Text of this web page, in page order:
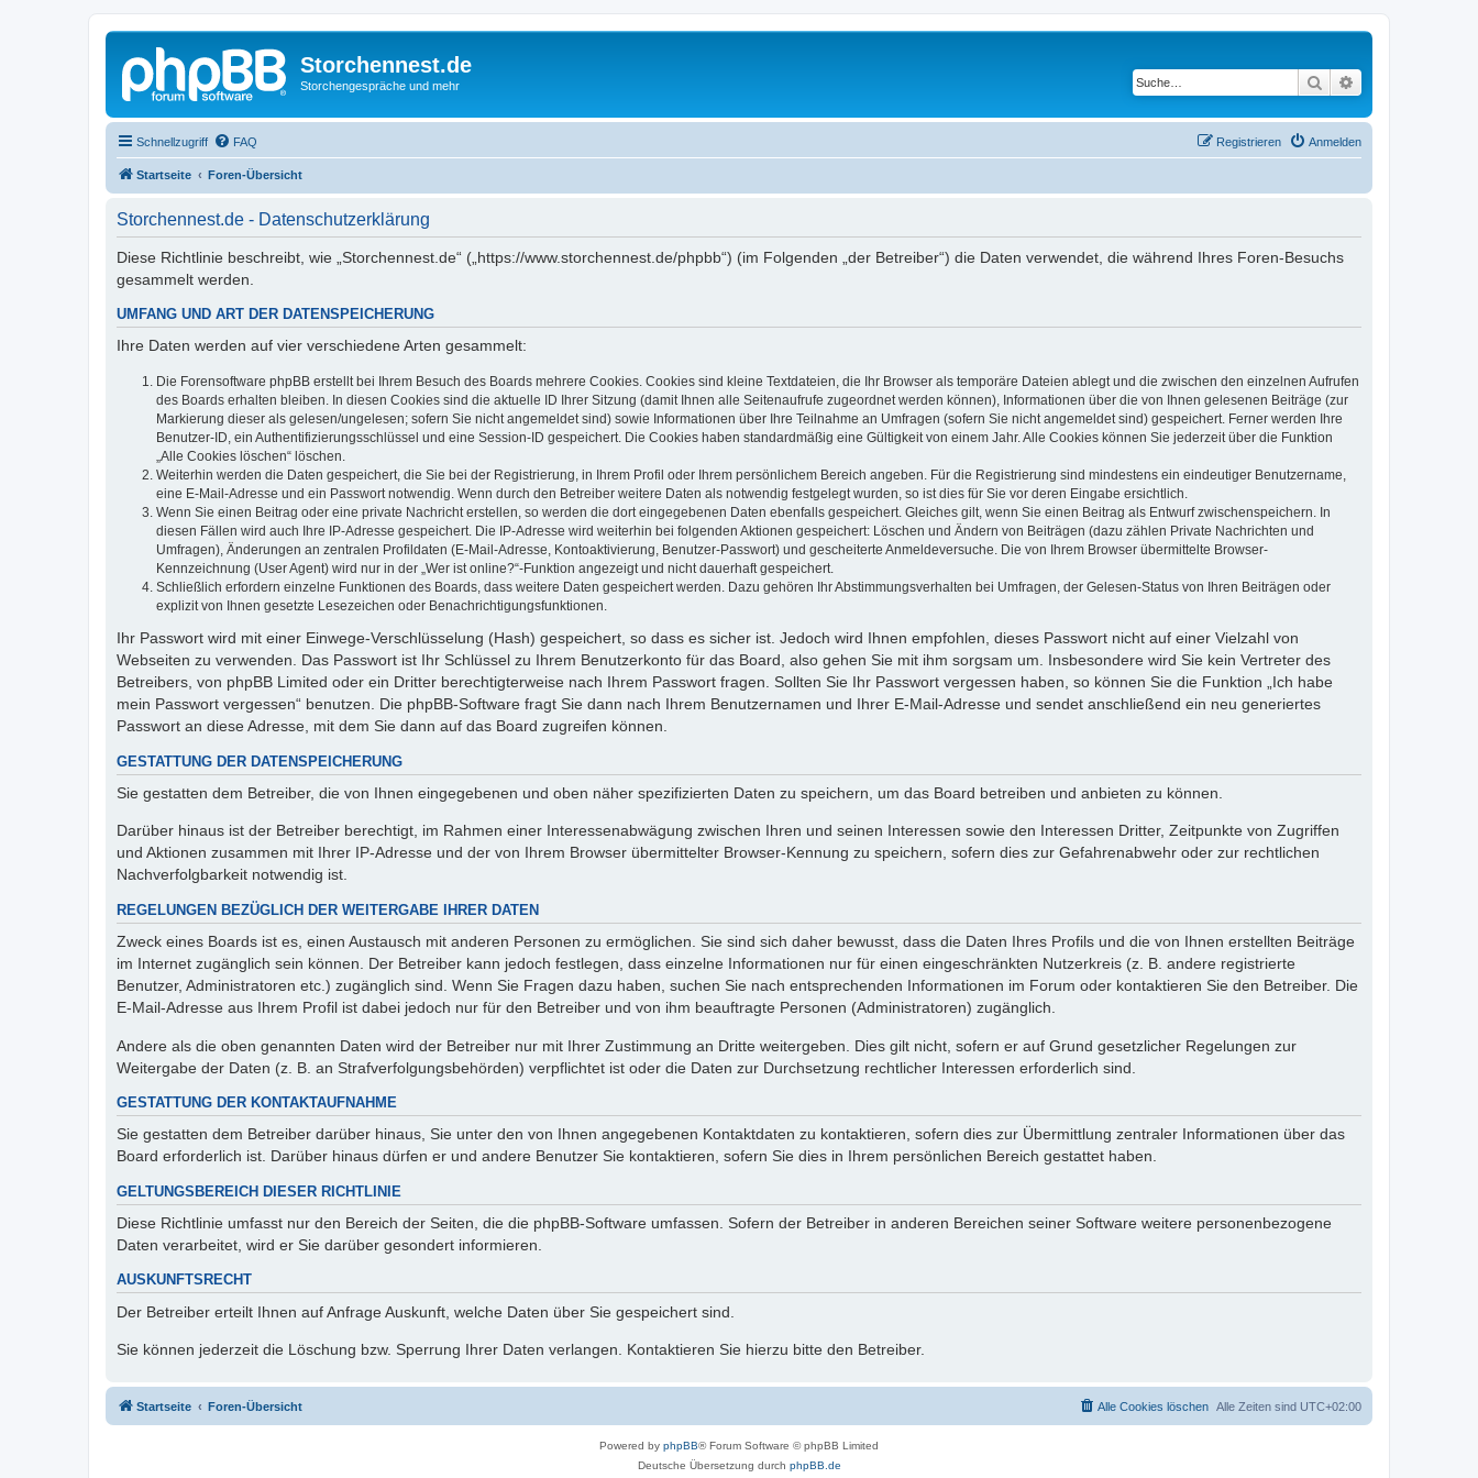
Storchennest.de
Storchengespräche und mehr Suche
Schnellzugriff FAQ Anmelden
Registrieren
Startseite Foren-Übersicht
Storchennest.de - Datenschutzerklärung
Diese Richtlinie beschreibt, wie „Storchennest.de“ („https://www.storchennest.de/phpbb“) (im Folgenden „der Betreiber“) die Daten verwendet, die während Ihres Foren-Besuchs
gesammelt werden.
UMFANG UND ART DER DATENSPEICHERUNG
Ihre Daten werden auf vier verschiedene Arten gesammelt:
Die Forensoftware phpBB erstellt bei Ihrem Besuch des Boards mehrere Cookies. Cookies sind kleine Textdateien, die Ihr Browser als temporäre Dateien ablegt und die zwischen den einzelnen Aufrufen
des Boards erhalten bleiben. In diesen Cookies sind die aktuelle ID Ihrer Sitzung (damit Ihnen alle Seitenaufrufe zugeordnet werden können), Informationen über die von Ihnen gelesenen Beiträge (zur
Markierung dieser als gelesen/ungelesen; sofern Sie nicht angemeldet sind) sowie Informationen über Ihre Teilnahme an Umfragen (sofern Sie nicht angemeldet sind) gespeichert. Ferner werden Ihre
Benutzer-ID, ein Authentifizierungsschlüssel und eine Session-ID gespeichert. Die Cookies haben standardmäßig eine Gültigkeit von einem Jahr. Alle Cookies können Sie jederzeit über die Funktion
„Alle Cookies löschen“ löschen.
Weiterhin werden die Daten gespeichert, die Sie bei der Registrierung, in Ihrem Profil oder Ihrem persönlichem Bereich angeben. Für die Registrierung sind mindestens ein eindeutiger Benutzername,
eine E-Mail-Adresse und ein Passwort notwendig. Wenn durch den Betreiber weitere Daten als notwendig festgelegt wurden, so ist dies für Sie vor deren Eingabe ersichtlich.
Wenn Sie einen Beitrag oder eine private Nachricht erstellen, so werden die dort eingegebenen Daten ebenfalls gespeichert. Gleiches gilt, wenn Sie einen Beitrag als Entwurf zwischenspeichern. In
diesen Fällen wird auch Ihre IP-Adresse gespeichert. Die IP-Adresse wird weiterhin bei folgenden Aktionen gespeichert: Löschen und Ändern von Beiträgen (dazu zählen Private Nachrichten und
Umfragen), Änderungen an zentralen Profildaten (E-Mail-Adresse, Kontoaktivierung, Benutzer-Passwort) und gescheiterte Anmeldeversuche. Die von Ihrem Browser übermittelte Browser-
Kennzeichnung (User Agent) wird nur in der „Wer ist online?“-Funktion angezeigt und nicht dauerhaft gespeichert.
Schließlich erfordern einzelne Funktionen des Boards, dass weitere Daten gespeichert werden. Dazu gehören Ihr Abstimmungsverhalten bei Umfragen, der Gelesen-Status von Ihren Beiträgen oder
explizit von Ihnen gesetzte Lesezeichen oder Benachrichtigungsfunktionen.
Ihr Passwort wird mit einer Einwege-Verschlüsselung (Hash) gespeichert, so dass es sicher ist. Jedoch wird Ihnen empfohlen, dieses Passwort nicht auf einer Vielzahl von
Webseiten zu verwenden. Das Passwort ist Ihr Schlüssel zu Ihrem Benutzerkonto für das Board, also gehen Sie mit ihm sorgsam um. Insbesondere wird Sie kein Vertreter des
Betreibers, von phpBB Limited oder ein Dritter berechtigterweise nach Ihrem Passwort fragen. Sollten Sie Ihr Passwort vergessen haben, so können Sie die Funktion „Ich habe
mein Passwort vergessen“ benutzen. Die phpBB-Software fragt Sie dann nach Ihrem Benutzernamen und Ihrer E-Mail-Adresse und sendet anschließend ein neu generiertes
Passwort an diese Adresse, mit dem Sie dann auf das Board zugreifen können.
GESTATTUNG DER DATENSPEICHERUNG
Sie gestatten dem Betreiber, die von Ihnen eingegebenen und oben näher spezifizierten Daten zu speichern, um das Board betreiben und anbieten zu können.
Darüber hinaus ist der Betreiber berechtigt, im Rahmen einer Interessenabwägung zwischen Ihren und seinen Interessen sowie den Interessen Dritter, Zeitpunkte von Zugriffen
und Aktionen zusammen mit Ihrer IP-Adresse und der von Ihrem Browser übermittelter Browser-Kennung zu speichern, sofern dies zur Gefahrenabwehr oder zur rechtlichen
Nachverfolgbarkeit notwendig ist.
REGELUNGEN BEZÜGLICH DER WEITERGABE IHRER DATEN
Zweck eines Boards ist es, einen Austausch mit anderen Personen zu ermöglichen. Sie sind sich daher bewusst, dass die Daten Ihres Profils und die von Ihnen erstellten Beiträge
im Internet zugänglich sein können. Der Betreiber kann jedoch festlegen, dass einzelne Informationen nur für einen eingeschränkten Nutzerkreis (z. B. andere registrierte
Benutzer, Administratoren etc.) zugänglich sind. Wenn Sie Fragen dazu haben, suchen Sie nach entsprechenden Informationen im Forum oder kontaktieren Sie den Betreiber. Die
E-Mail-Adresse aus Ihrem Profil ist dabei jedoch nur für den Betreiber und von ihm beauftragte Personen (Administratoren) zugänglich.
Andere als die oben genannten Daten wird der Betreiber nur mit Ihrer Zustimmung an Dritte weitergeben. Dies gilt nicht, sofern er auf Grund gesetzlicher Regelungen zur
Weitergabe der Daten (z. B. an Strafverfolgungsbehörden) verpflichtet ist oder die Daten zur Durchsetzung rechtlicher Interessen erforderlich sind.
GESTATTUNG DER KONTAKTAUFNAHME
Sie gestatten dem Betreiber darüber hinaus, Sie unter den von Ihnen angegebenen Kontaktdaten zu kontaktieren, sofern dies zur Übermittlung zentraler Informationen über das
Board erforderlich ist. Darüber hinaus dürfen er und andere Benutzer Sie kontaktieren, sofern Sie dies in Ihrem persönlichen Bereich gestattet haben.
GELTUNGSBEREICH DIESER RICHTLINIE
Diese Richtlinie umfasst nur den Bereich der Seiten, die die phpBB-Software umfassen. Sofern der Betreiber in anderen Bereichen seiner Software weitere personenbezogene
Daten verarbeitet, wird er Sie darüber gesondert informieren.
AUSKUNFTSRECHT
Der Betreiber erteilt Ihnen auf Anfrage Auskunft, welche Daten über Sie gespeichert sind.
Sie können jederzeit die Löschung bzw. Sperrung Ihrer Daten verlangen. Kontaktieren Sie hierzu bitte den Betreiber.
Startseite Foren-Übersicht Alle Zeiten sind UTC+02:00
Alle Cookies löschen
Powered by phpBB® Forum Software © phpBB Limited
Deutsche Übersetzung durch phpBB.de